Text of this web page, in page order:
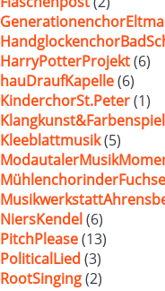
HarryPotterProjekt(6)
hauDraufKapelle(6)
KinderchorSt.Peter(1)
Klangkunst&Farbenspiel
Kleeblattmusik(5)
NiersKendel(6)
PitchPlease(13)
PoliticalLied (3)
RootSinging(2)